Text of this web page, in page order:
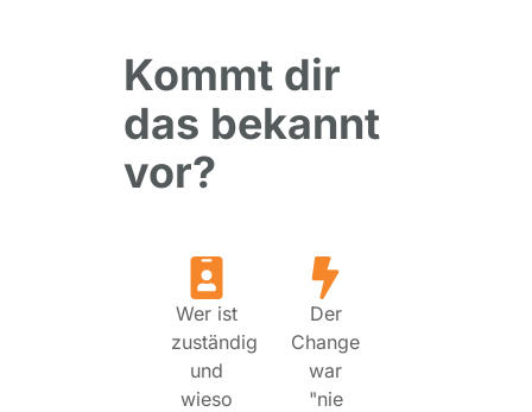
Kommt dir
das bekannt
vor?
Wer ist
zuständig
und
wieso
Der
Change
war
"nie